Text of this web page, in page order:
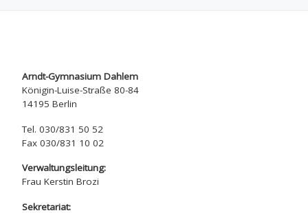
Arndt-Gymnasium Dahlem
Königin-Luise-Straße 80-84
14195 Berlin
Tel. 030/831 50 52
Fax 030/831 10 02
Verwaltungsleitung:
Frau Kerstin Brozi
Sekretariat: